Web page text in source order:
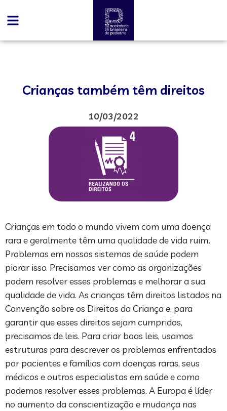
Crianças também têm direitos
10/03/2022
Crianças em todo o mundo vivem com uma doença
rara e geralmente têm uma qualidade de vida ruim .
Problemas em nossos sistemas de saúde podem
piorar isso. Precisamos ver como as organizações
podem resolver esses problemas e melhorar a sua
qualidade de vida. As crianças têm direitos listados na
Convenção sobre os Direitos da Criança e, para
garantir que esses direitos sejam cumpridos,
precisamos de leis. Para criar boas leis, usamos
estruturas para descrever os problemas enfrentados
por pacientes e famílias com doenças raras, seus
médicos e outros especialistas em saúde e como
podemos resolver esses problemas. A Europa é líder
no aumento da conscientização e mudança nas